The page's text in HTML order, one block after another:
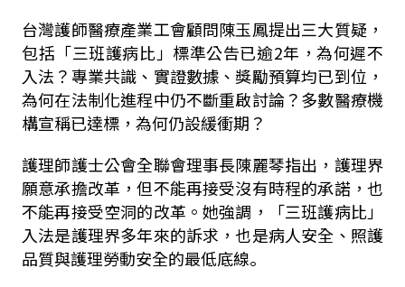
台灣護師醫療產業工會顧問陳玉鳳提出三大質疑，
包括「三班護病比」標準公告已逾2年，為何遲不
入法？專業共識、實證數據、獎勵預算均已到位，
為何在法制化進程中仍不斷重啟討論？多數醫療機
構宣稱已達標，為何仍設緩衝期？
護理師護士公會全聯會理事長陳麗琴指出，護理界
願意承擔改革，但不能再接受沒有時程的承諾，也
不能再接受空洞的改革。她強調，「三班護病比」
入法是護理界多年來的訴求，也是病人安全、照護
品質與護理勞動安全的最低底線｡